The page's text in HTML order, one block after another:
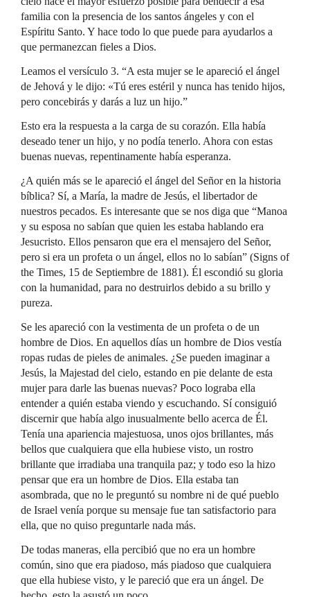
familia con la presencia de los santos ángeles y con el
Espíritu Santo. Y hace todo lo que puede para ayudarlos a
que permanezcan fieles a Dios.
Leamos el versículo 3. “A esta mujer se le apareció el ángel
de Jehová y le dijo: «Tú eres estéril y nunca has tenido hijos,
pero concebirás y darás a luz un hijo.”
Esto era la respuesta a la carga de su corazón. Ella había
deseado tener un hijo, y no podía tenerlo. Ahora con estas
buenas nuevas, repentinamente había esperanza.
¿A quién más se le apareció el ángel del Señor en la historia
bíblica? Sí, a María, la madre de Jesús, el libertador de
nuestros pecados. Es interesante que se nos diga que “Manoa
y su esposa no sabían que quien les estaba hablando era
Jesucristo. Ellos pensaron que era el mensajero del Señor,
pero si era un profeta o un ángel, ellos no lo sabían” (Signs of
the Times, 15 de Septiembre de 1881). Él escondió su gloria
con la humanidad, para no destruirlos debido a su brillo y
pureza.
Se les apareció con la vestimenta de un profeta o de un
hombre de Dios. En aquellos días un hombre de Dios vestía
ropas rudas de pieles de animales. ¿Se pueden imaginar a
Jesús, la Majestad del cielo, estando en pie delante de esta
mujer para darle las buenas nuevas? Poco lograba ella
entender a quién estaba viendo y escuchando. Sí consiguió
discernir que había algo inusualmente bello acerca de Él.
Tenía una apariencia majestuosa, unos ojos brillantes, más
bellos que cualquiera que ella hubiese visto, un rostro
brillante que irradiaba una tranquila paz; y todo eso la hizo
pensar que era un hombre de Dios. Ella estaba tan
asombrada, que no le preguntó su nombre ni de qué pueblo
de Israel venía porque su mensaje fue tan satisfactorio para
ella, que no quiso preguntarle nada más.
De todas maneras, ella percibió que no era un hombre
común, sino que era piadoso, más piadoso que cualquiera
que ella hubiese visto, y le pareció que era un ángel. De